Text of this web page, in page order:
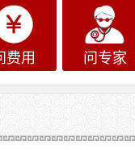
费用 问专家